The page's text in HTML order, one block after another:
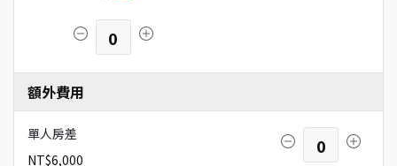
0
額外費用
單人房差
NT$6,000
0